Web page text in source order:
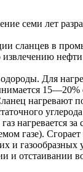
семи лет
сланцев в
Для
15—20%
нагревают
нагревается за
газе).
и газообразных
отстаивании